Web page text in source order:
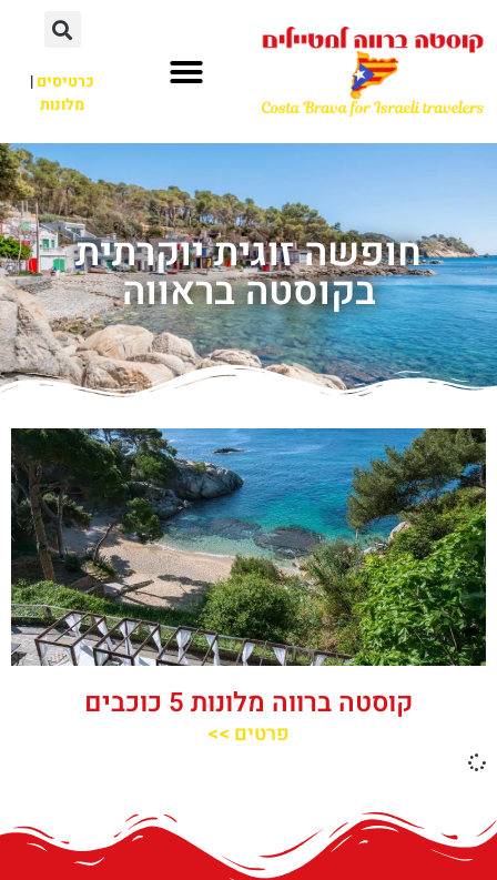
כרטיסים|
מלונות
חופשה זוגית יוקרתית
בקוסטה בראווה
קוסטה ברווה מלונות 5 כוכבים
פרטים >>